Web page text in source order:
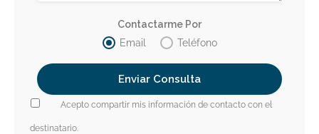
Contactarme Por
Email
Teléfono
Acepto compartir mis información de contacto con el
destinatario.